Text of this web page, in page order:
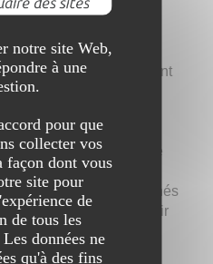
attrayants.
mettons un point
de qualité, assurant
fournir un service
tout au long de votre
: En tant que passionnés
l'importance d'avoir
Smarty Chef
notre site Web,
à une
pour que
collecter vos
façon dont vous
site pour
de
de tous les
données ne
qu'à des fins